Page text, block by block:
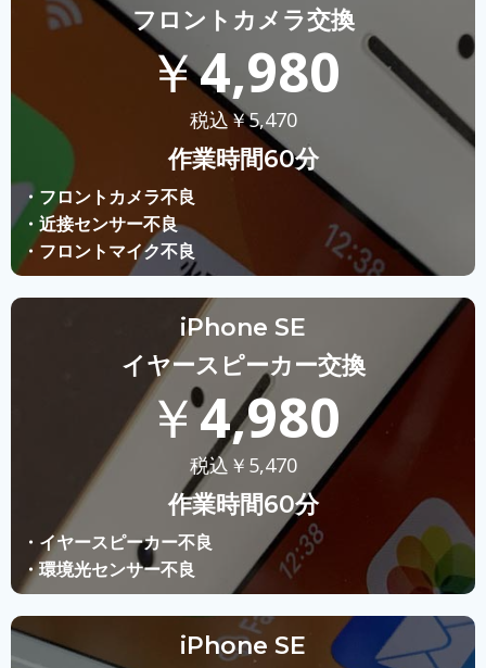
フロントカメラ交換
￥4,980
税込￥5,470
作業時間60分
・フロントカメラ不良
・近接センサー不良
・フロントマイク不良
iPhone SE
イヤースピーカー交換
￥4,980
税込￥ 5,470
作業時間60分
・イヤースピーカー不良
・環境光センサー不良
iPhone SE